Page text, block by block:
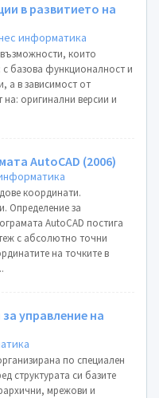
в развитието на
информатика
които
с базова функционалност и
а в зависимост от
на: оригинални версии и
AutoCAD (2006)
координати.
Определение за
AutoCAD постига
с абсолютно точни
на точките в
управление на
по специален
структурата си базите
мрежови и